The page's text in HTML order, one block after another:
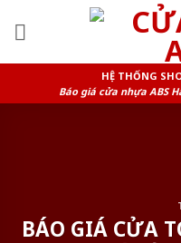
HỆ THỐNG
Báo giá cửa nhựa ABS
BÁO GIÁ CỬA